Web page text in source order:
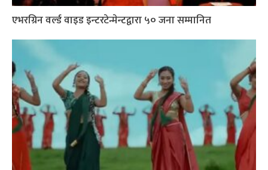
एभरग्रिन वर्ल्ड वाइड इन्टरटेन्मेन्टद्वारा ५० जना सम्मानित